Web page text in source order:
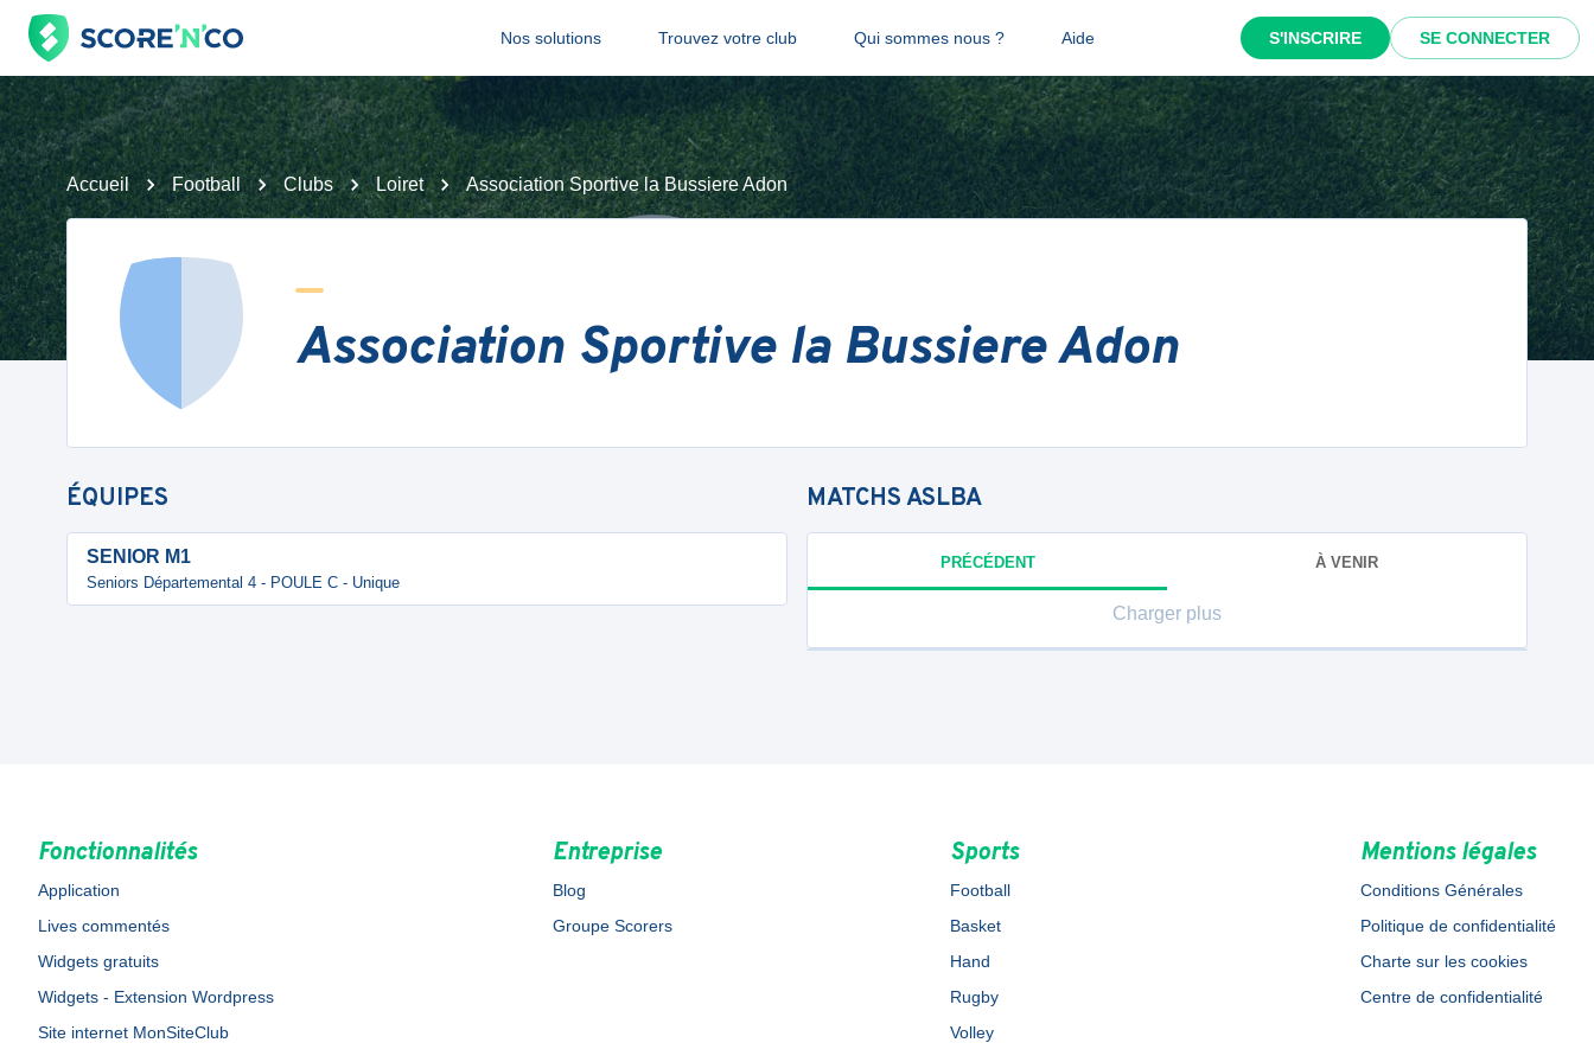
Nos solutions Trouvez votre club Qui sommes nous ? Aide S'INSCRIRE SE CONNECTER
Accueil Football Clubs Loiret Association Sportive la Bussiere Adon
Association Sportive la Bussiere Adon
ÉQUIPES
SENIOR M1
Seniors Départemental 4 - POULE C - Unique
MATCHSASLBA
PRÉCÉDENT À VENIR
Charger plus
Fonctionnalités
Application
Lives commentés
Widgets gratuits
Widgets - Extension Wordpress
Site internet MonSiteClub
Entreprise
Blog
Groupe Scorers
Sports
Football
Basket
Hand
Rugby
Volley
Mentions légales
Conditions Générales
Politique de confidentialité
Charte sur les cookies
Centre de confidentialité